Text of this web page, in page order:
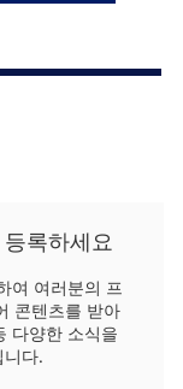
록하세요
여 여러분의 프
콘텐츠를 받아
다양한 소식을
다.